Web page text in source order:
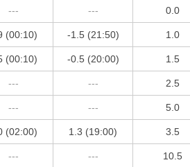
--- --- 0.0
(00:10) -1.5 (21:50) 1.0
(00:10) -0.5 (20:00) 1.5
--- --- 2.5
--- --- 5.0
(02:00) 1.3 (19:00) 3.5
--- --- 10.5